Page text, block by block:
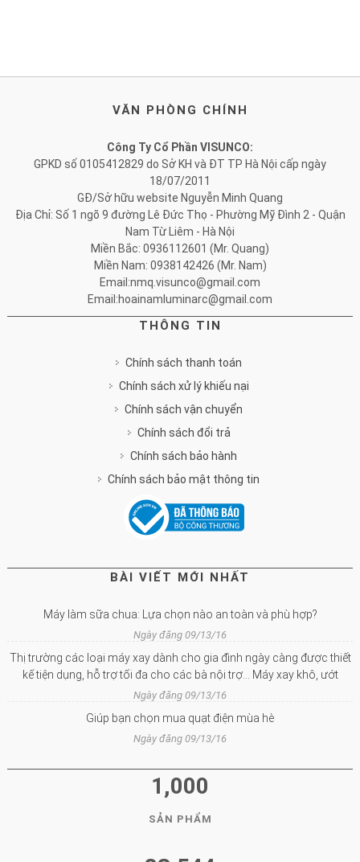
VĂN PHÒNG CHÍNH
Công Ty Cổ Phần VISUNCO:
GPKD số 0105412829 do Sở KH và ĐT TP Hà Nội cấp ngày
18/07/2011
GĐ/Sở hữu website Nguyễn Minh Quang
Địa Chỉ: Số 1 ngõ 9 đường Lê Đức Thọ - Phường Mỹ Đình 2 - Quận
Nam Từ Liêm - Hà Nội
Miền Bắc: 0936112601 (Mr. Quang)
Miền Nam: 0938142426 (Mr. Nam)
Email:nmq.visunco@gmail.com
Email:hoainamluminarc@gmail.com
THÔNG TIN
Chính sách thanh toán
Chính sách xử lý khiếu nại
Chính sách vận chuyển
Chính sách đổi trả
Chính sách bảo hành
Chính sách bảo mật thông tin
BÀI VIẾT MỚI NHẤT
Máy làm sữa chua: Lựa chọn nào an toàn và phù hợp?
Ngày đăng 09/13/16
Thị trường các loại máy xay dành cho gia đình ngày càng được thiết
kế tiện dụng, hỗ trợ tối đa cho các bà nội trợ… Máy xay khô, ướt
Ngày đăng 09/13/16
Giúp bạn chọn mua quạt điện mùa hè
Ngày đăng 09/13/16
1,000
SẢN PHẨM